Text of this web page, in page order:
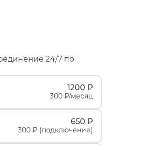
24/7 по
1200 ₽
300 ₽/месяц
650 ₽
300 ₽ (подключение)